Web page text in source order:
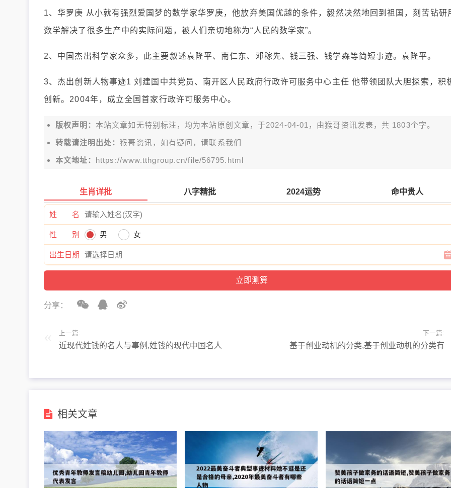
1、华罗庚 从小就有强烈爱国梦的数学家华罗庚，他放弃美国优越的条件，毅然决然地回到祖国，刻苦钻研
数学解决了很多生产中的实际问题，被人们亲切地称为“人民的数学家”。
2、中国杰出科学家众多，此主要叙述袁隆平、南仁东、邓稼先、钱三强、钱学森等简短事迹。袁隆平。
3、杰出创新人物事迹1 刘建国中共党员、南开区人民政府行政许可服务中心主任 他带领团队大胆探索，积
创新。2004年，成立全国首家行政许可服务中心。
版权声明： 本站文章如无特别标注，均为本站原创文章，于2024-04-01，由猴哥资讯 发表，共 1803个字。
转载请注明出处：猴哥资讯，如有疑问，请联系我们
本文地址： https://www.tthgroup.cn/file/56795.html
生肖详批 八字精批 2024运势 命中贵人
姓 名
性 别 男 女
出生日期
分享：
上一篇:
近现代姓钱的名人与事例,姓钱的现代中国名人
下一篇:
基于创业动机的分类,基于创业动机的分类有
相关文章